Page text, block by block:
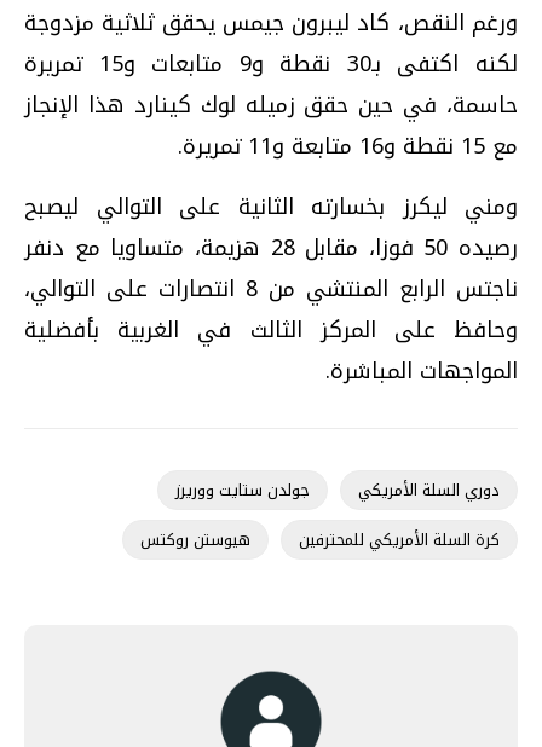
ورغم النقص، كاد ليبرون جيمس يحقق ثلاثية مزدوجة
لكنه اكتفى بـ30 نقطة و9 متابعات و15 تمريرة
حاسمة، في حين حقق زميله لوك كينارد هذا الإنجاز
مع 15 نقطة و16 متابعة و11 تمريرة.
ومني ليكرز بخسارته الثانية على التوالي ليصبح
رصيده 50 فوزا، مقابل 28 هزيمة، متساويا مع دنفر
ناجتس الرابع المنتشي من 8 انتصارات على التوالي،
وحافظ على المركز الثالث في الغربية بأفضلية
المواجهات المباشرة.
دوري السلة الأمريكي
جولدن ستايت ووريرز
كرة السلة الأمريكي للمحترفين
هيوستن روكتس